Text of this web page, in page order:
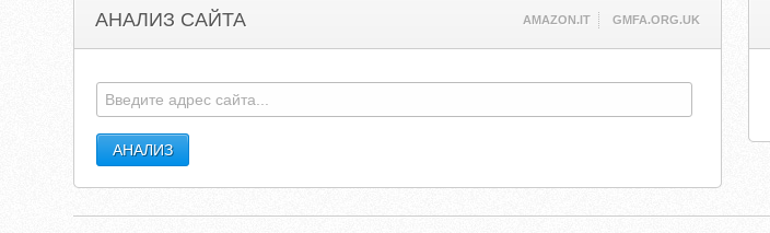
АНАЛИЗ САЙТА AMAZON.IT GMFA.ORG.UK